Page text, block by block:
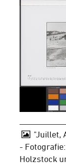
"Juillet,
-
Holzstock